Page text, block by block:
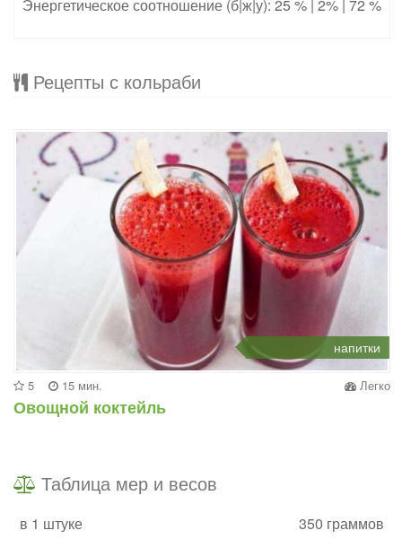
Энергетическое соотношение (б|ж|у): 25 % | 2% | 72 %
Рецепты с кольраби
напитки
5 15 мин. Легко
Овощной коктейль
Таблица мер и весов
в 1 штуке 350 граммов